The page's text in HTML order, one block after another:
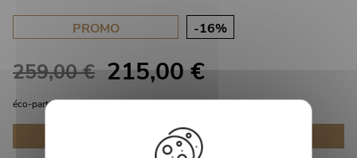
PROMO -16%
259,00 € 215,00 €
éco-participation incluse
Disponible uniquement en magasin